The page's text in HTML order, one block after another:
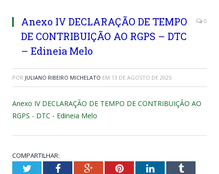
Anexo IV DECLARAÇÃO DE TEMPO
DE CONTRIBUIÇÃO AO RGPS – DTC
– Edineia Melo
0
POR JULIANO RIBEIRO MICHELATO EM 13 DE AGOSTO DE 2025
Anexo IV DECLARAÇÃO DE TEMPO DE CONTRIBUIÇÃO AO
RGPS - DTC - Edineia Melo
COMPARTILHAR:
TwitterFacebookGoogle+PinterestLinkedInTumblr